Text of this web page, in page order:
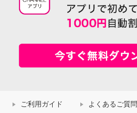
ご利用ガイド よくあるご質問